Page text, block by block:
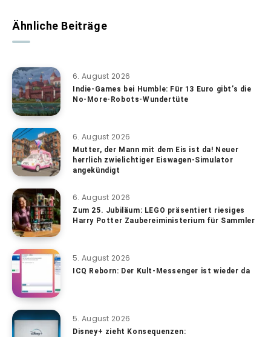
Ähnliche Beiträge
6. August 2026
Indie-Games bei Humble: Für 13 Euro gibt’s die
No-More-Robots-Wundertüte
6. August 2026
Mutter, der Mann mit dem Eis ist da! Neuer
herrlich zwielichtiger Eiswagen-Simulator
angekündigt
6. August 2026
Zum 25. Jubiläum: LEGO präsentiert riesiges
Harry Potter Zaubereiministerium für Sammler
5. August 2026
ICQ Reborn: Der Kult-Messenger ist wieder da
5. August 2026
Disney+ zieht Konsequenzen: